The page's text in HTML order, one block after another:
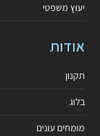
יעוץ משפטי
אודות
תקנון
בלוג
מומחים עונים